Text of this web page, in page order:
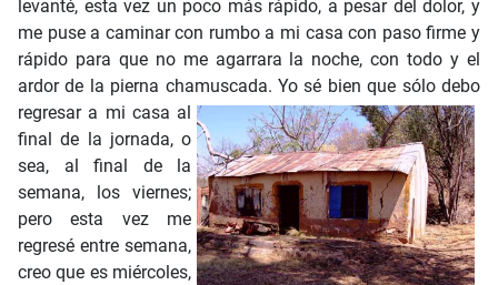
Yo sé bien que sólo debo
regresar a mi casa al
final de la jornada, o
sea, al final de la
semana, los viernes;
pero esta vez me
regresé entre semana,
creo que es miércoles,